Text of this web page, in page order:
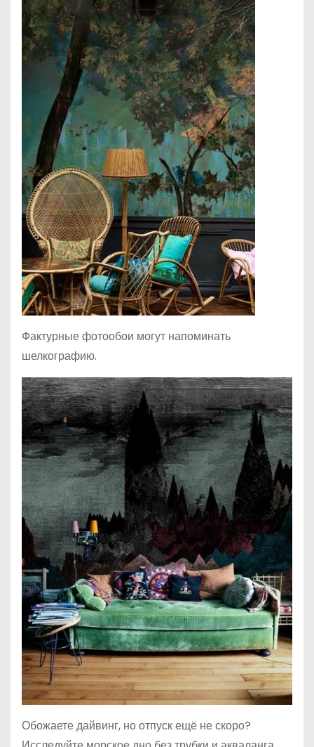
Фактурные фотообои могут напоминать
шелкографию.
Обожаете дайвинг, но отпуск ещё не скоро?